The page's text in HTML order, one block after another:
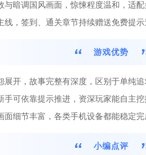
与暗调国风画面，惊悚程度温和，适配
线，签到、通关章节持续赠送免费提示
游戏优势
展开，故事完整有深度，区别于单纯追
手可依靠提示推进，资深玩家能自主挖
细节丰富，各类手机设备都能稳定完
小编点评